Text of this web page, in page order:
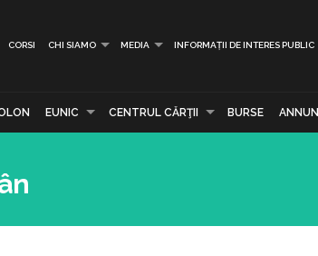
CORSI CHI SIAMO MEDIA INFORMAȚII DE INTERES PUBLIC
EUNIC CENTRUL CĂRŢII BURSE